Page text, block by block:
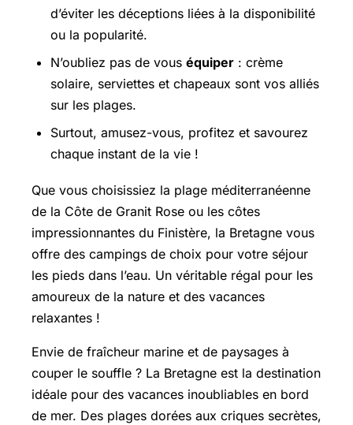
d’éviter les déceptions liées à la disponibilité
ou la popularité.
N’oubliez pas de vous équiper : crème
solaire, serviettes et chapeaux sont vos alliés
sur les plages.
Surtout, amusez-vous, profitez et savourez
chaque instant de la vie !
Que vous choisissiez la plage méditerranéenne
de la Côte de Granit Rose ou les côtes
impressionnantes du Finistère, la Bretagne vous
offre des campings de choix pour votre séjour
les pieds dans l’eau. Un véritable régal pour les
amoureux de la nature et des vacances
relaxantes !
Envie de fraîcheur marine et de paysages à
couper le souffle ? La Bretagne est la destination
idéale pour des vacances inoubliables en bord
de mer. Des plages dorées aux criques secrètes,